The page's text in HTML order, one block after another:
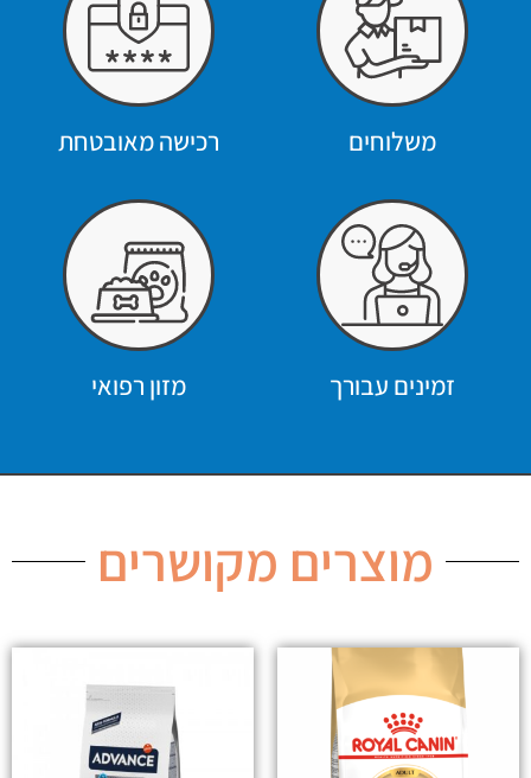
משלוחים רכישה מאובטחת
זמינים עבורך מזון רפואי
מוצרים מקושרים